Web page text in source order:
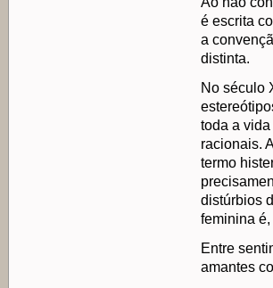
é escrita
a
distinta.
No século
toda a
racionais.
termo
distúrbios
feminina
Entre
amantes